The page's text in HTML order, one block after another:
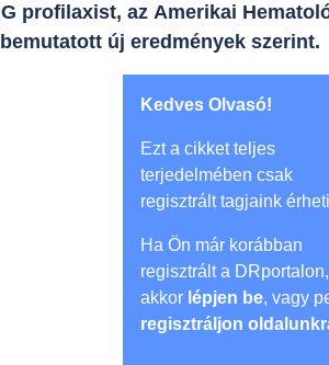
profilaxist, az Amerikai
új eredmények szerint.
Kedves Olvasó!
Ezt a cikket teljes
terjedelmében csak
regisztrált tagjaink
Ha Ön már korábban
regisztrált a DRportalon,
akkor lépjen be, vagy
regisztráljon